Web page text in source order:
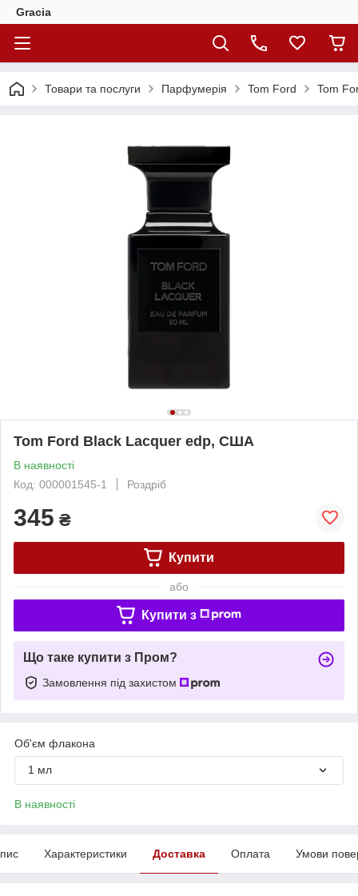
Gracia
Товари та послуги Парфумерія Tom Ford Tom
Tom Ford Black Lacquer edp, США
В наявності
Код: 000001545-1
Роздріб
345 ₴
Купити
або
Купити з
Що таке купити з Пром?
Замовлення під захистом
Об'єм флакона
1 мл
В наявності
Характеристики Доставка Оплата Умови